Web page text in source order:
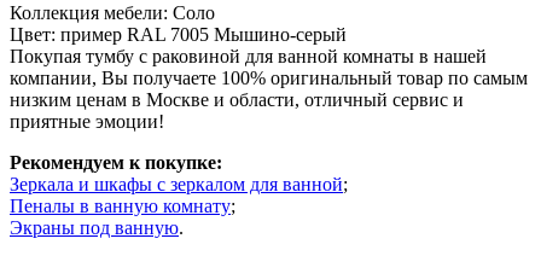
Коллекция мебели: Соло
Цвет: пример RAL 7005 Мышино-серый
Покупая тумбу с раковиной для ванной комнаты в нашей
компании, Вы получаете 100% оригинальный товар по самым
низким ценам в Москве и области, отличный сервис и
приятные эмоции!
Рекомендуем к покупке:
Зеркала и шкафы с зеркалом для ванной;
Пеналы в ванную комнату;
Экраны под ванную.